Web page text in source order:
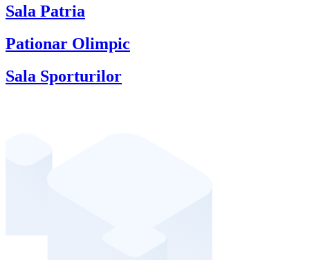
Sala Patria
Pationar Olimpic
Sala Sporturilor